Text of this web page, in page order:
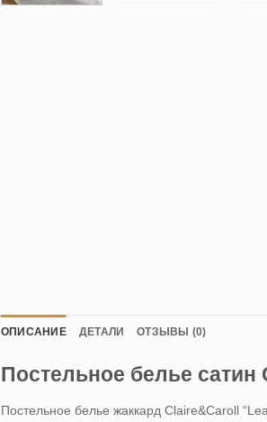
ОПИСАНИЕ ДЕТАЛИ ОТЗЫВЫ (0)
Постельное белье сатин
Постельное белье жаккард Claire&Caroll